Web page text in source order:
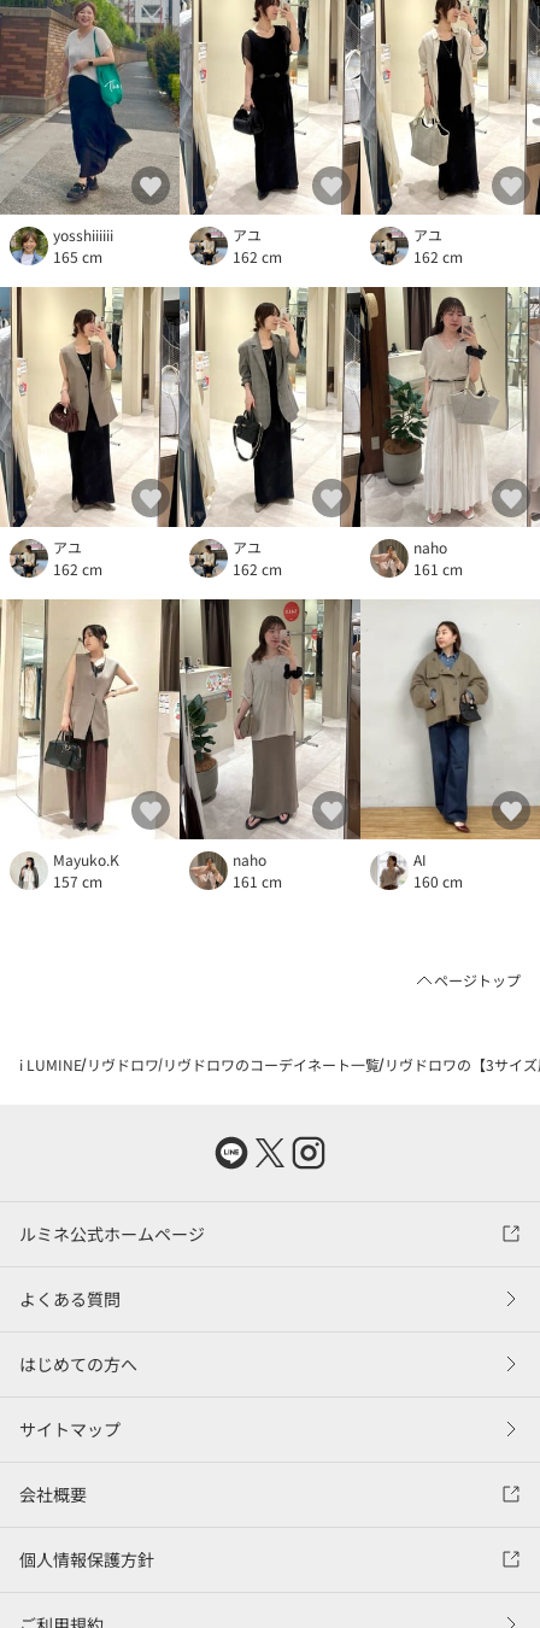
yosshiiiiii
165 cm
アユ
162 cm
アユ
162 cm
アユ
162 cm
アユ
162 cm
naho
161 cm
Mayuko.K
157 cm
naho
161 cm
AI
160 cm
ページトップ
i LUMINE リヴドロワ リヴドロワのコーデイネート一覧 リヴドロワの【3サイ
ルミネ公式ホームページ
よくある質問
はじめての方へ
サイトマップ
会社概要
個人情報保護方針